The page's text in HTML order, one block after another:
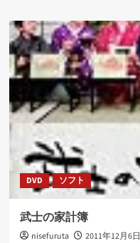
ス
ト
に
つ
い
て
さ
ら
読
む
DVD ソフト
武士の家計簿
nisefuruta 2011年12月6日